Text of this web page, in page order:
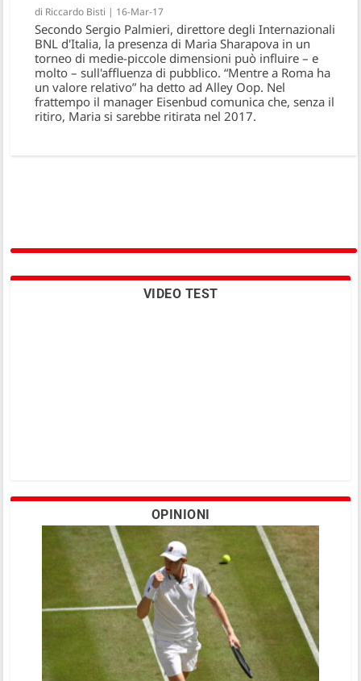
di Riccardo Bisti | 16-Mar-17
Secondo Sergio Palmieri, direttore degli Internazionali
BNL d'Italia, la presenza di Maria Sharapova in un
torneo di medie-piccole dimensioni può influire – e
molto – sull'affluenza di pubblico. “Mentre a Roma ha
un valore relativo” ha detto ad Alley Oop. Nel
frattempo il manager Eisenbud comunica che, senza il
ritiro, Maria si sarebbe ritirata nel 2017.
VIDEO TEST
OPINIONI